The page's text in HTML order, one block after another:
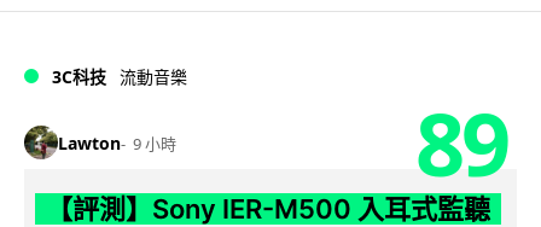
3C科技 流動音樂
Lawton 9 小時 89
【評測】Sony IER-M500 入耳式監聽